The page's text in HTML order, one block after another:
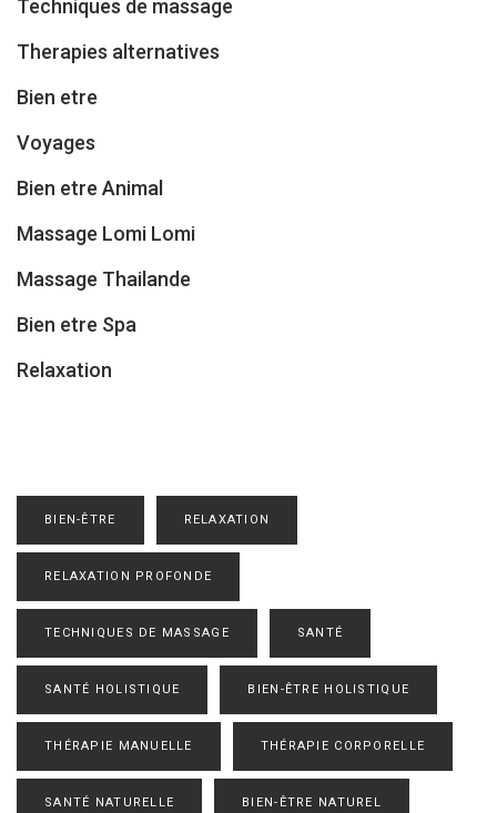
Techniques de massage
Therapies alternatives
Bien etre
Voyages
Bien etre Animal
Massage Lomi Lomi
Massage Thailande
Bien etre Spa
Relaxation
BIEN-ÊTRE RELAXATION
RELAXATION PROFONDE
TECHNIQUES DE MASSAGE SANTÉ
SANTÉ HOLISTIQUE BIEN-ÊTRE HOLISTIQUE
THÉRAPIE MANUELLE THÉRAPIE CORPORELLE
SANTÉ NATURELLE BIEN-ÊTRE NATUREL